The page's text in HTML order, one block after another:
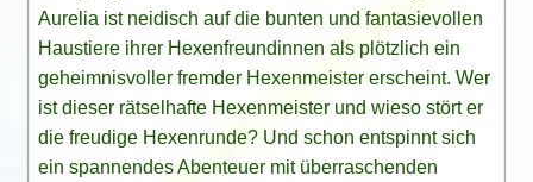
Aurelia ist neidisch auf die bunten und fantasievollen
Haustiere ihrer Hexenfreundinnen als plötzlich ein
geheimnisvoller fremder Hexenmeister erscheint. Wer
ist dieser rätselhafte Hexenmeister und wieso stört er
die freudige Hexenrunde? Und schon entspinnt sich
ein spannendes Abenteuer mit überraschenden